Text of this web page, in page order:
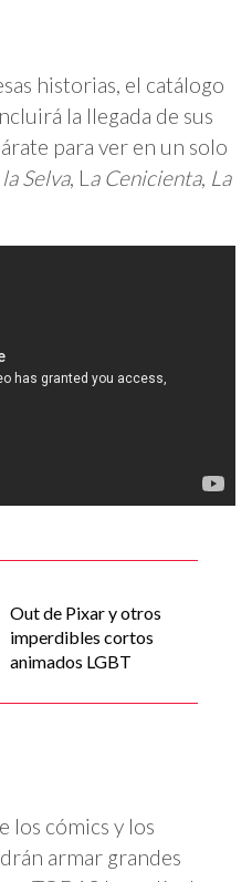
historias, el catálogo
la llegada de sus
para ver en un solo
Selva, L a Cenicienta, La
Out de Pixar y otros
imperdibles cortos
animados LGBT
los cómics y los
armar grandes